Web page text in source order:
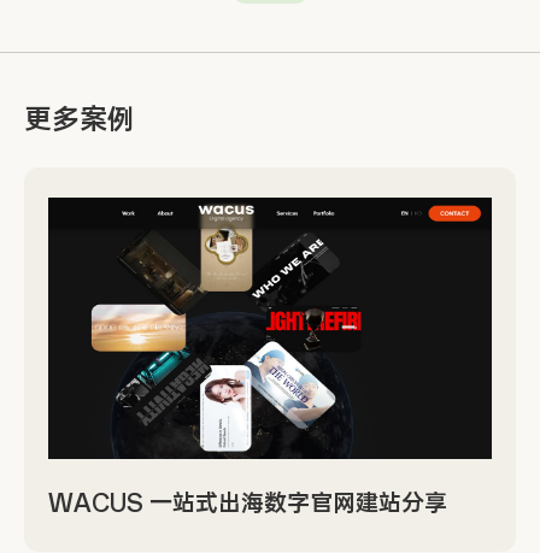
更多案例
WACUS 一站式出海数字官网建站分享